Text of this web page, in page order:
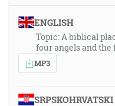
ENGLISH
Topic: A biblical
four angels and the
MP3
SRPSKOHRVATSKI